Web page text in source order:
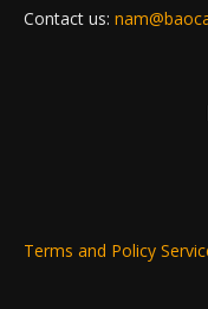
Contact us:
Terms and Policy